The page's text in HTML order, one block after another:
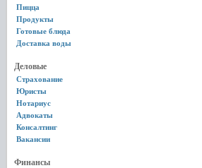
Пицца
Продукты
Готовые блюда
Доставка воды
Деловые
Страхование
Юристы
Нотариус
Адвокаты
Консалтинг
Вакансии
Финансы